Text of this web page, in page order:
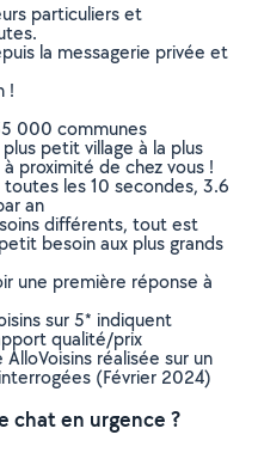
particuliers et
la messagerie privée et
!
000 communes
petit village à la plus
proximité de chez vous !
les 10 secondes, 3.6
an
différents, tout est
besoin aux plus grands
une première réponse à
sur 5* indiquent
qualité/prix
réalisée sur un
(Février 2024)
chat en urgence ?